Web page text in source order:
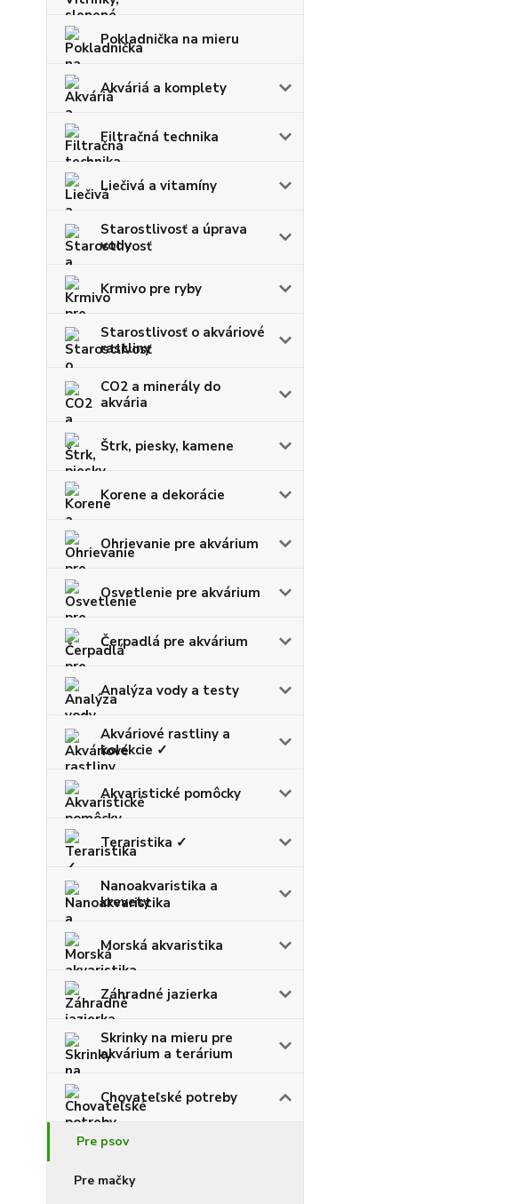
Pokladnička na mieru
Akváriá a komplety
Filtračná technika
Liečivá a vitamíny
Starostlivosť a úprava
vody
Krmivo pre ryby
Starostlivosť o akváriové
rastliny
CO2 a minerály do
akvária
Štrk, piesky, kamene
Korene a dekorácie
Ohrievanie pre akvárium
Osvetlenie pre akvárium
Čerpadlá pre akvárium
Analýza vody a testy
Akváriové rastliny a
kolekcie ✓
Akvaristické pomôcky
Teraristika ✓
Nanoakvaristika a
krevety
Morská akvaristika
Záhradné jazierka
Skrinky na mieru pre
akvárium a terárium
Chovateľské potreby
Pre psov
Pre mačky